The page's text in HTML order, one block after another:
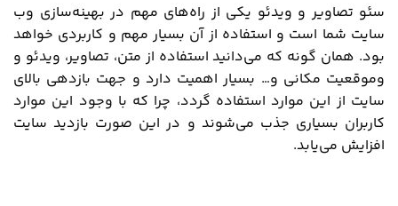
سئو تصاویر و ویدئو یکی از راه‌های مهم در بهینه‌سازی وب
سایت شما است و استفاده از آن بسیار مهم و کاربردی خواهد
بود. همان گونه که می‌دانید استفاده از متن، تصاویر، ویدئو و
وموقعیت مکانی و… بسیار اهمیت دارد و جهت بازدهی بالای
سایت از این موارد استفاده گردد، چرا که با وجود این موارد
کاربران بسیاری جذب می‌شوند و در این صورت بازدید سایت
افزایش می‌یابد.